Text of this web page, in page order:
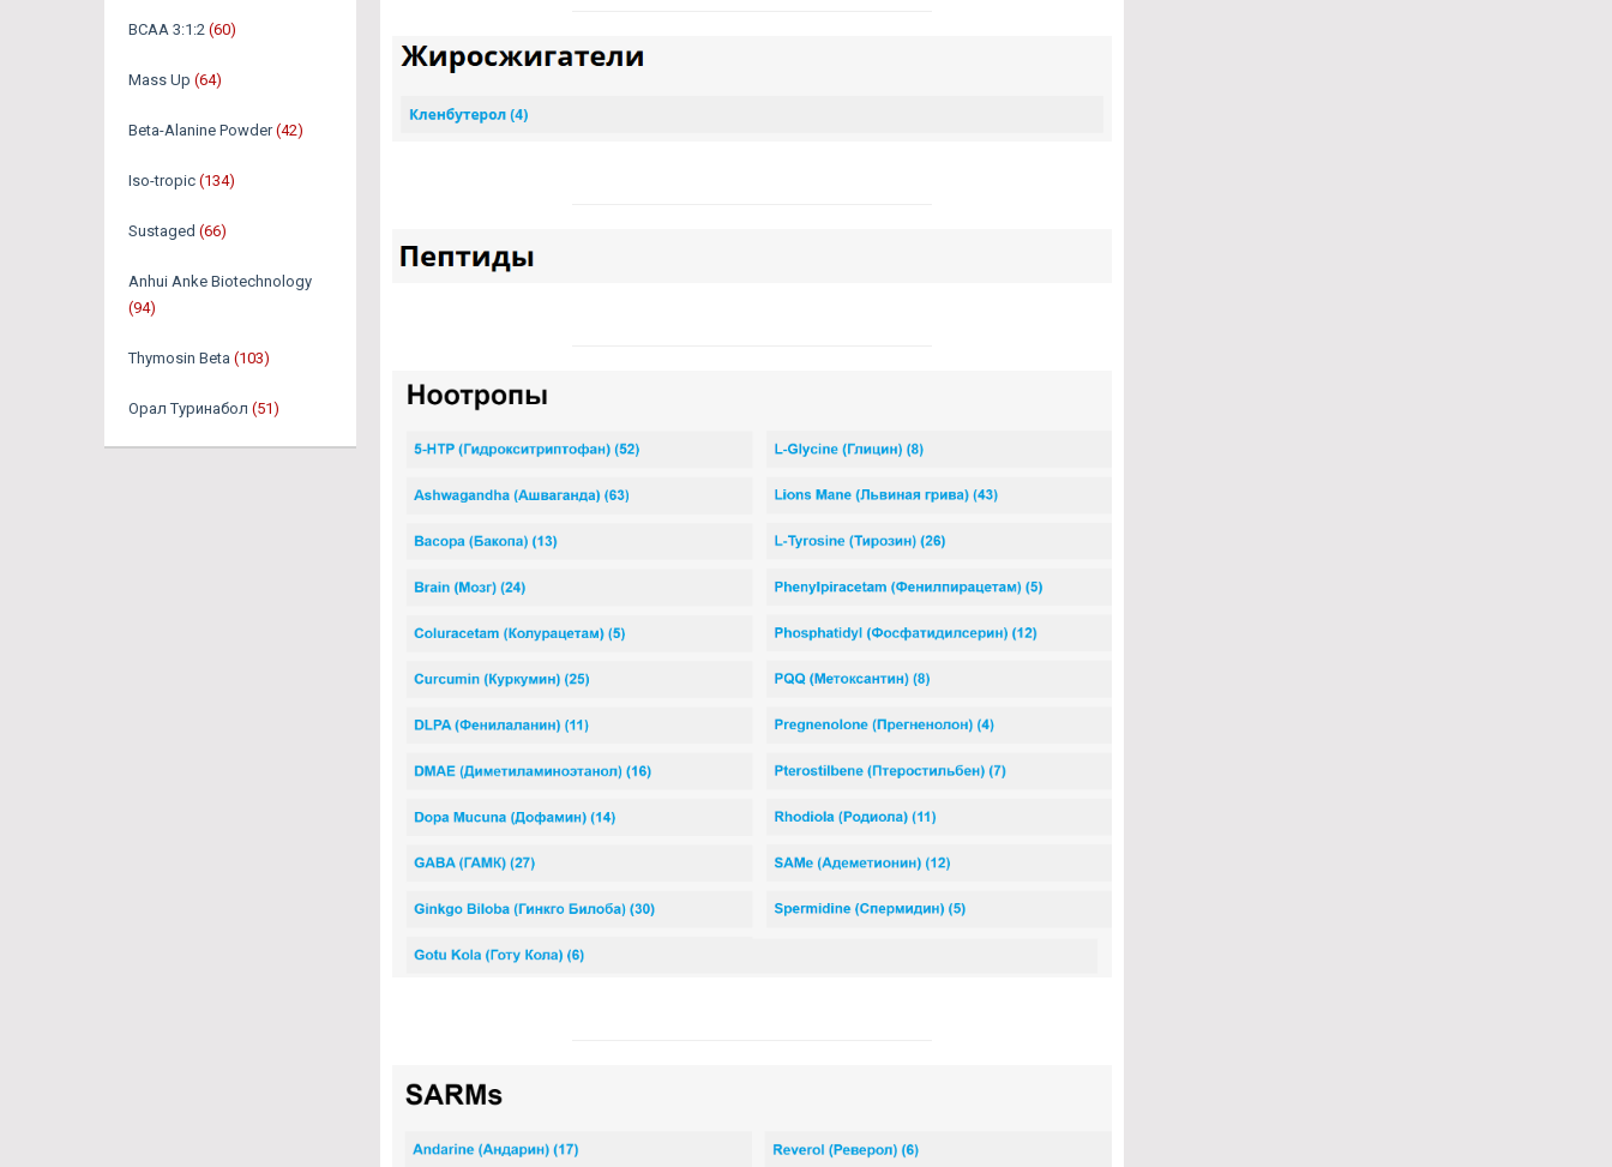
BCAA 3:1:2 (60)
Mass Up (64)
Beta-Alanine Powder (42)
Iso-tropic (134)
Sustaged (66)
Anhui Anke Biotechnology
(94)
Thymosin Beta (103)
Орал Туринабол (51)